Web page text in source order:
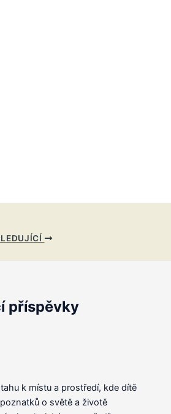
příspěvky
k místu a prostředí, kde dítě
o světě a životě